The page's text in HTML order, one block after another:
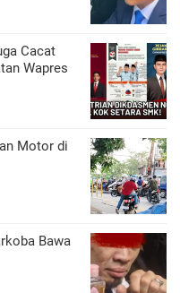
Cacat
Wapres
Motor di
Bawa